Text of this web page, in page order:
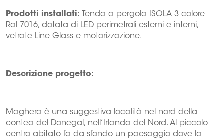
Prodotti installati: Tenda a pergola ISOLA 3 colore
Ral 7016, dotata di LED perimetrali esterni e interni,
vetrate Line Glass e motorizzazione.
Descrizione progetto:
Maghera è una suggestiva località nel nord della
contea del Donegal, nell’Irlanda del Nord. Al piccolo
centro abitato fa da sfondo un paesaggio dove la